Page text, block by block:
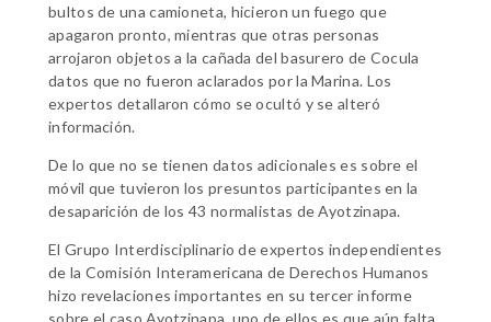
bultos de una camioneta, hicieron un fuego que
apagaron pronto, mientras que otras personas
arrojaron objetos a la cañada del basurero de Cocula
datos que no fueron aclarados por la Marina. Los
expertos detallaron cómo se ocultó y se alteró
información.
De lo que no se tienen datos adicionales es sobre el
móvil que tuvieron los presuntos participantes en la
desaparición de los 43 normalistas de Ayotzinapa.
El Grupo Interdisciplinario de expertos independientes
de la Comisión Interamericana de Derechos Humanos
hizo revelaciones importantes en su tercer informe
sobre el caso Ayotzinapa, uno de ellos es que aún falta